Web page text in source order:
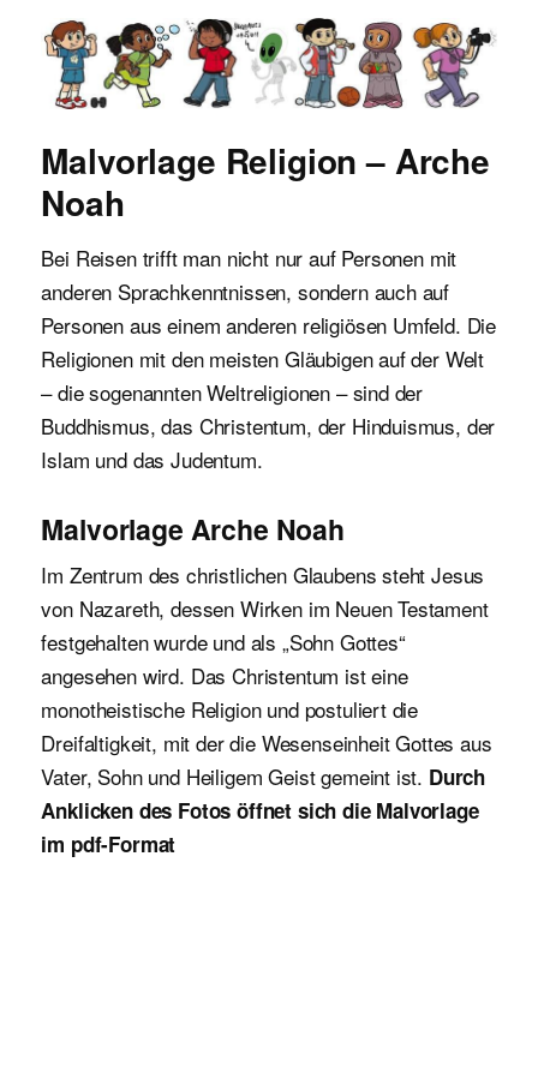
Malvorlagen für Kinder
Malvorlage Religion – Arche
Noah
Bei Reisen trifft man nicht nur auf Personen mit
anderen Sprachkenntnissen, sondern auch auf
Personen aus einem anderen religiösen Umfeld. Die
Religionen mit den meisten Gläubigen auf der Welt
– die sogenannten Weltreligionen – sind der
Buddhismus, das Christentum, der Hinduismus, der
Islam und das Judentum.
Malvorlage Arche Noah
Im Zentrum des christlichen Glaubens steht Jesus
von Nazareth, dessen Wirken im Neuen Testament
festgehalten wurde und als „Sohn Gottes“
angesehen wird. Das Christentum ist eine
monotheistische Religion und postuliert die
Dreifaltigkeit, mit der die Wesenseinheit Gottes aus
Vater, Sohn und Heiligem Geist gemeint ist. Durch
Anklicken des Fotos öffnet sich die Malvorlage
im pdf-Format